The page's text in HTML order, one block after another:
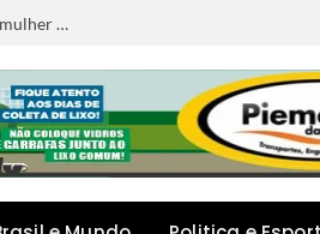
Homem é preso por descumprir medida protetiva e ameaçar mulher em Jacobina